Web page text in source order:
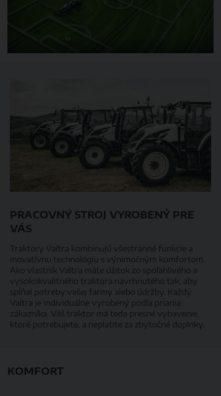
PRACOVNÝ STROJ VYROBENÝ PRE
VÁS
Traktory Valtra kombinujú všestranné funkcie a
inovatívnu technológiu s výnimočným komfortom.
Ako vlastník Valtra máte úžitok zo spoľahlivého a
vysokokvalitného traktora navrhnutého tak, aby
spĺňal potreby vašej farmy alebo údržby. Každý
Valtra je individuálne vyrobený podľa priania
zákazníka. Váš traktor má teda presné vybavenie,
ktoré potrebujete, a neplatíte za zbytočné doplnky.
KOMFORT